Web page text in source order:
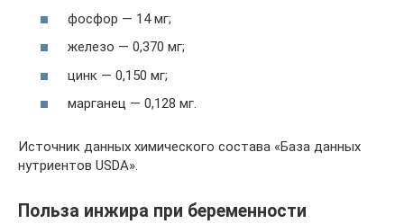
фосфор — 14 мг;
железо — 0,370 мг;
цинк — 0,150 мг;
марганец — 0,128 мг.
Источник данных химического состава «База данных
нутриентов USDA».
Польза инжира при беременности